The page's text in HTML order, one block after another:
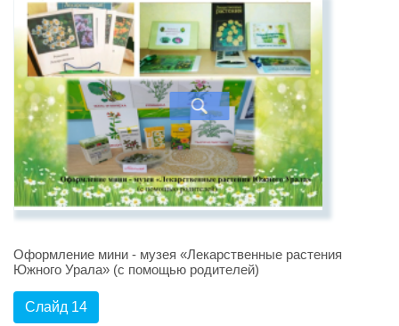
Оформление мини - музея «Лекарственные растения
Южного Урала» (с помощью родителей)
Слайд 14